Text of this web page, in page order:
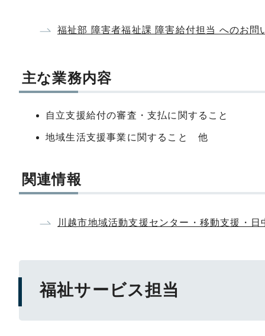
福祉部 障害者福祉課 障害給付担当 へのお問
主な業務内容
自立支援給付の審査・支払に関すること
地域生活支援事業に関すること 他
関連情報
川越市地域活動支援センター・移動支援・
福祉サービス担当